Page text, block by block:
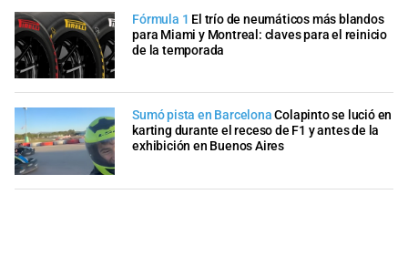
Fórmula 1 El trío de neumáticos más blandos
para Miami y Montreal: claves para el reinicio
de la temporada
Sumó pista en BarcelonaColapinto se lució en
karting durante el receso de F1 y antes de la
exhibición en Buenos Aires